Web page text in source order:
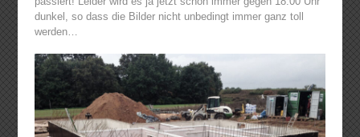
dunkel, so dass die Bilder nicht unbedingt immer ganz toll
werden…